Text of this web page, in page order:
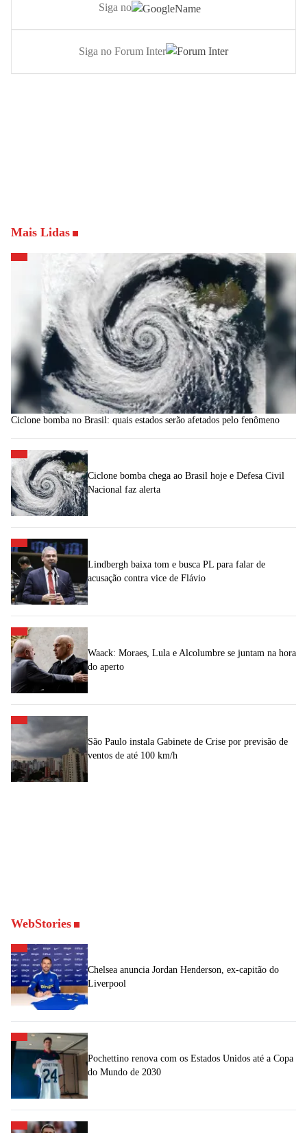
Siga no
Siga no Forum Inter
Mais Lidas
Ciclone bomba no Brasil: quais estados serão afetados pelo fenômeno
Ciclone bomba chega ao Brasil hoje e Defesa Civil
Nacional faz alerta
Lindbergh baixa tom e busca PL para falar de
acusação contra vice de Flávio
Waack: Moraes, Lula e Alcolumbre se juntam na hora
do aperto
São Paulo instala Gabinete de Crise por previsão de
ventos de até 100 km/h
WebStories
Chelsea anuncia Jordan Henderson, ex-capitão do
Liverpool
Pochettino renova com os Estados Unidos até a Copa
do Mundo de 2030